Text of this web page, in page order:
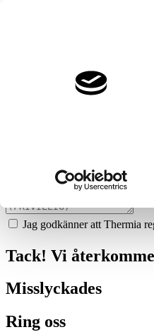
Vi ger dig gärna goda råd - helt
Vi hjälper dig att räkna ut
Jag godkänner att Thermia
Tack! Vi
Misslyckades
Ring oss